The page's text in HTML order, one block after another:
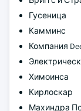
Гусеница
Камминс
Компания
Химоинса
Кирлоскар
Махиндра